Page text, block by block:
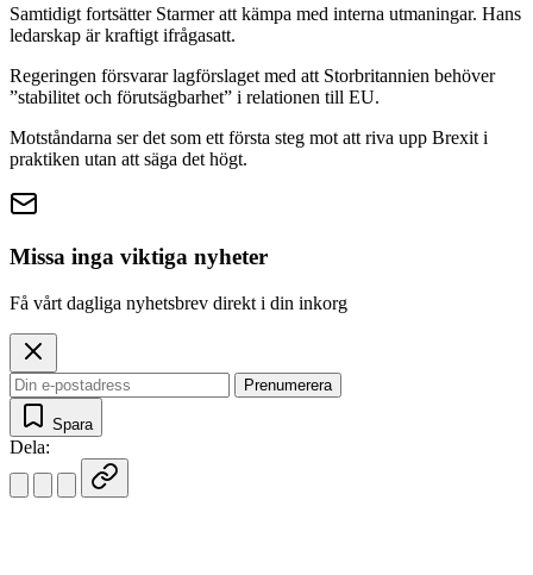
Samtidigt fortsätter Starmer att kämpa med interna utmaningar. Hans
ledarskap är kraftigt ifrågasatt.
Regeringen försvarar lagförslaget med att Storbritannien behöver
”stabilitet och förutsägbarhet” i relationen till EU.
Motståndarna ser det som ett första steg mot att riva upp Brexit i
praktiken utan att säga det högt.
Missa inga viktiga nyheter
Få vårt dagliga nyhetsbrev direkt i din inkorg
Prenumerera
Spara
Dela: